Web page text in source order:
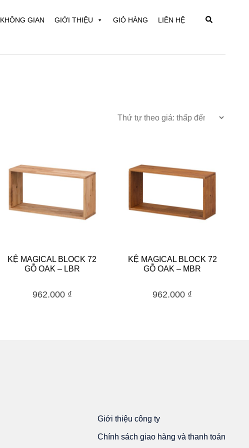
KHÔNG GIAN GIỚI THIỆU GIỎ HÀNG LIÊN HỆ Search
KỆ MAGICAL BLOCK 72
GỖ OAK – LBR
962.000 ₫
KỆ MAGICAL BLOCK 72
GỖ OAK – MBR
962.000 ₫
Giới thiệu công ty
Chính sách giao hàng và thanh toán